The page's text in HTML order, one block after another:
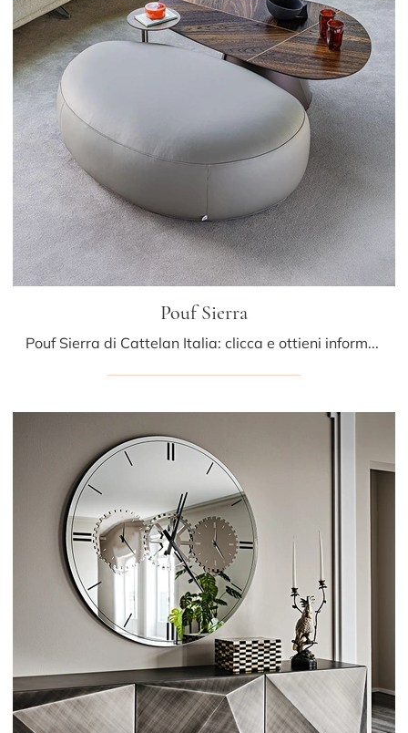
Pouf Sierra
Pouf Sierra di Cattelan Italia: clicca e ottieni informazioni sui Complementi e pouf moderni in pelle del noto e conosciuto brand!